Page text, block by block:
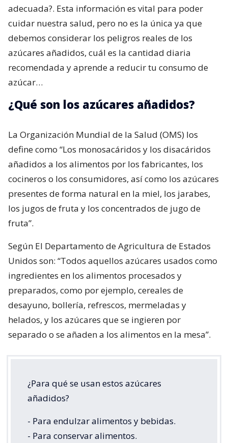
adecuada?. Esta información es vital para poder
cuidar nuestra salud, pero no es la única ya que
debemos considerar los peligros reales de los
azúcares añadidos, cuál es la cantidad diaria
recomendada y aprende a reducir tu consumo de
azúcar…
¿Qué son los azúcares añadidos?
La Organización Mundial de la Salud (OMS) los
define como “Los monosacáridos y los disacáridos
añadidos a los alimentos por los fabricantes, los
cocineros o los consumidores, así como los azúcares
presentes de forma natural en la miel, los jarabes,
los jugos de fruta y los concentrados de jugo de
fruta”.
Según El Departamento de Agricultura de Estados
Unidos son: “Todos aquellos azúcares usados como
ingredientes en los alimentos procesados y
preparados, como por ejemplo, cereales de
desayuno, bollería, refrescos, mermeladas y
helados, y los azúcares que se ingie­ren por
separado o se añaden a los alimentos en la mesa”.
¿Para qué se usan estos azúcares
añadidos?
- Para endulzar alimentos y bebidas.
- Para conservar alimentos.